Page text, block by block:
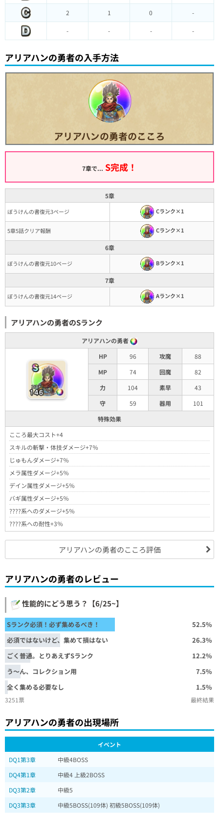
2 1 0 -
- - - -
アリアハンの勇者の入手方法
7章で... S完成！
5章
ぼうけんの書復元3ページ Cランク×1
5章5話クリア報酬 Cランク×1
6章
ぼうけんの書復元10ページ Bランク×1
7章
ぼうけんの書復元14ページ Aランク×1
アリアハンの勇者のSランク
アリアハンの勇者
HP
96 攻魔
88
MP
74 回魔
82
力
104 素早
43
守
59 器用
101
特殊効果
こころ最大コスト+4
スキルの斬撃・体技ダメージ+7％
じゅもんダメージ+7％
メラ属性ダメージ+5％
デイン属性ダメージ+5％
バギ属性ダメージ+5％
????系へのダメージ+5％
????系への耐性+3％
アリアハンの勇者のこころ評価
アリアハンの勇者のレビュー
性能的にどう思う？【6/25~】
Sランク必須！必ず集めるべき！
52.5%
必須ではないけど、集めて損はない
26.3%
ごく普通。とりあえずSランク
12.2%
う～ん、コレクション用
7.5%
全く集める必要なし
1.5%
3251票 最終結果
アリアハンの勇者の出現場所
イベント
DQ1第3章
中級4BOSS
DQ4第1章
中級4 上級2BOSS
DQ3第2章
中級5
DQ3第3章
中級5BOSS(109体) 初級5BOSS(109体)